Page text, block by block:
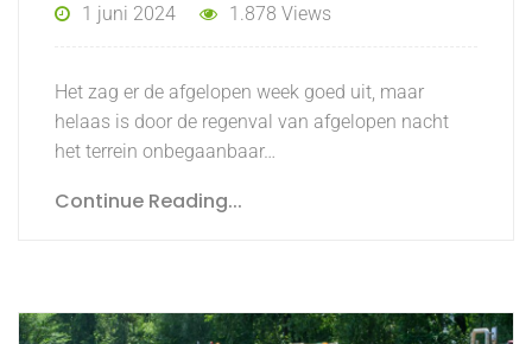
1 juni 2024 1.878 Views
Het zag er de afgelopen week goed uit, maar
helaas is door de regenval van afgelopen nacht
het terrein onbegaanbaar…
Continue Reading...